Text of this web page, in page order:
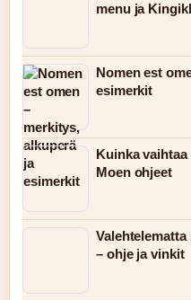
menu ja
Nomen est
esimerkit
Kuinka
Moen ohjeet
– ohje ja vinkit